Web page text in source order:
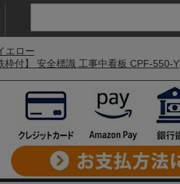
エロー
付】 安全標識 工事中看板 CPF-550-Y